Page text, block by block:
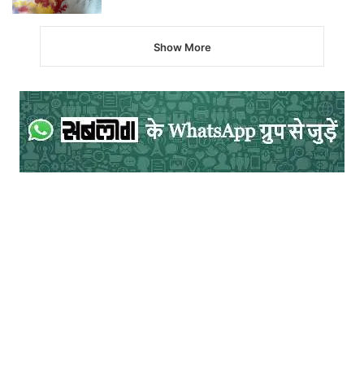
devendrakavi1@gmail.com
Show More